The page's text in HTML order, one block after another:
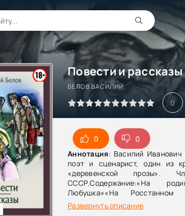
Повести и
БЕЛОВ ВАСИЛИЙ
0
0
0
Аннотация: Василий Иванович
поэт и сценарист, один из
«деревенской прозы».
СССР.Содержание:«На
Любушка»«На Росстанном
угор»
Развернуть описание